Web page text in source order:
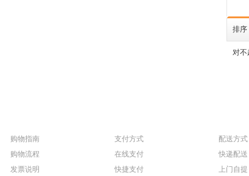
排序
对不
购物指南
购物流程
发票说明
支付方式
在线支付
快捷支付
配送方式
快递配送
上门自提